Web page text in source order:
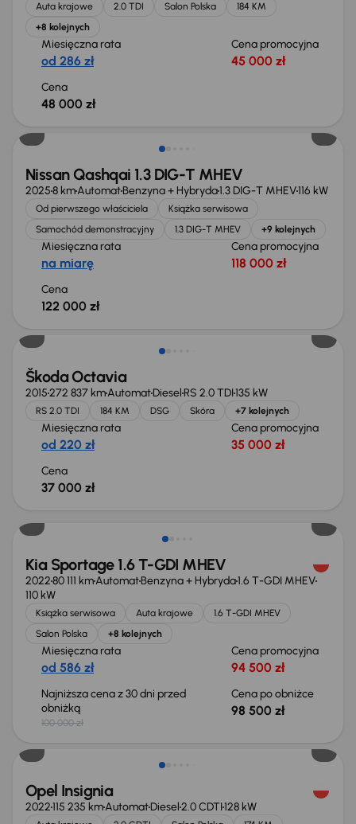
Auta krajowe 2.0 TDI Salon Polska
184 KM
+8 kolejnych
Miesięczna rata
od 286 zł
Cena promocyjna
45 000 zł
Cena
48 000 zł
Od nowego taniej o 36 775 zł
Nissan Qashqai 1.3 DIG-T MHEV
20258 kmAutomatBenzyna + Hybryda1.3 DIG-T MHEV116 kW
Od pierwszego właściciela
Książka serwisowa
Samochód demonstracyjny
1.3 DIG-T MHEV +9 kolejnych
Miesięczna rata
na miarę
Cena promocyjna
118 000 zł
Cena
122 000 zł
Škoda Octavia
2015272 837 kmAutomatDiesel RS 2.0 TDI135 kW
RS 2.0 TDI 184 KM DSG Skóra +7 kolejnych
Miesięczna rata
od 220 zł
Cena promocyjna
35 000 zł
Cena
37 000 zł
Kia Sportage 1.6 T-GDI MHEV
202280 111 kmAutomatBenzyna + Hybryda1.6 T-GDI MHEV
110 kW
Książka serwisowa Auta krajowe
1.6 T-GDI MHEV
Salon Polska
+8 kolejnych
Miesięczna rata
od 586 zł
Cena promocyjna
94 500 zł
Najniższa cena z 30 dni przed
obniżką
100 000 zł
Cena po obniżce
98 500 zł
Taniej o 1 000 zł
Opel Insignia
2022115 235 kmAutomatDiesel2.0 CDTI128 kW